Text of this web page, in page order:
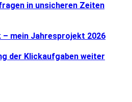
in unsicheren Zeiten
– mein Jahresprojekt 2026
der Klickaufgaben weiter